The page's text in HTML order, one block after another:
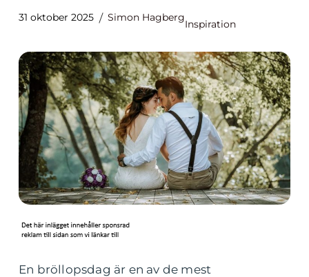
31 oktober 2025 Simon Hagberg
Inspiration
En bröllopsdag är en av de mest